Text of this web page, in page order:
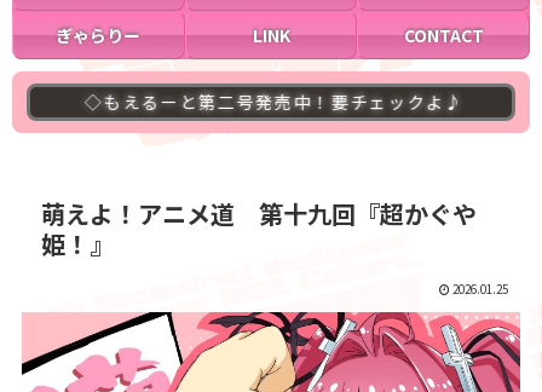
ぎゃらりー
LINK CONTACT
と第二号発売中！要チェックよ♪ ◇萌研ブログ４
萌えよ！アニメ道 第十九回『超かぐや
姫！』
2026.01.25